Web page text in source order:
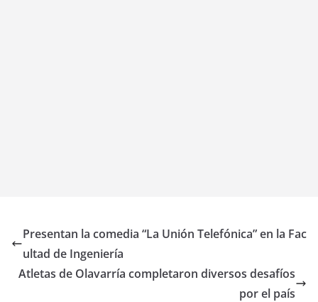
Presentan la comedia “La Unión Telefónica” en la Fac
ultad de Ingeniería
Atletas de Olavarría completaron diversos desafíos
por el país